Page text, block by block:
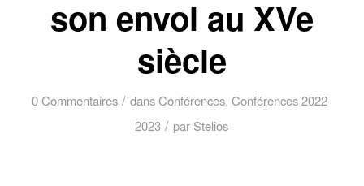
son envol au XVe
siècle
0 Commentaires / dansConférences,Conférences 2022-
2023 / par Stelios